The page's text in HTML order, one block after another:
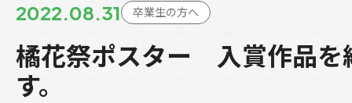
2022.08.31 卒業生の方へ
橘花祭ポスター 入賞作品を
す。